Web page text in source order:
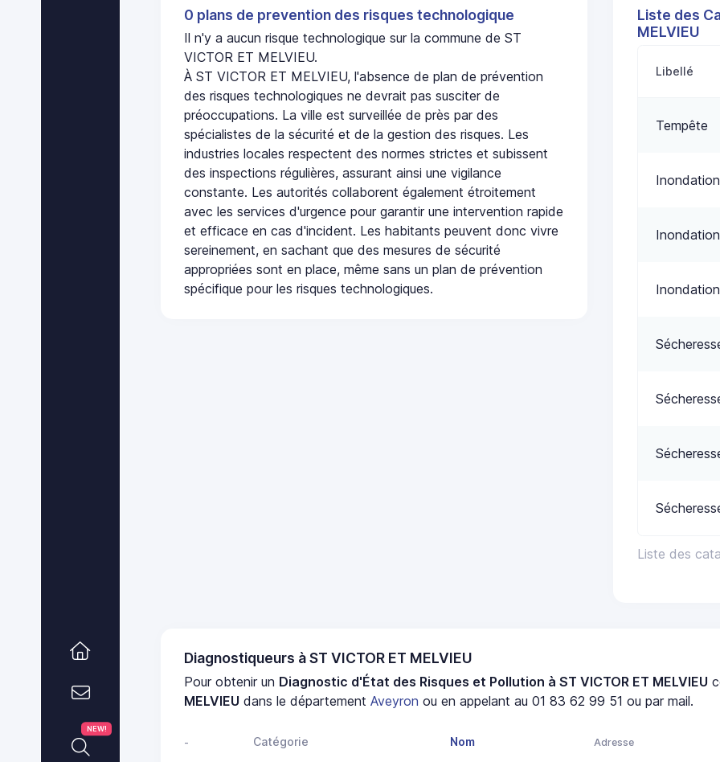
NEW!
0 plans de prevention des risques technologique
Il n'y a aucun risque technologique sur la commune de ST
VICTOR ET MELVIEU.
À ST VICTOR ET MELVIEU, l'absence de plan de prévention
des risques technologiques ne devrait pas susciter de
préoccupations. La ville est surveillée de près par des
spécialistes de la sécurité et de la gestion des risques. Les
industries locales respectent des normes strictes et subissent
des inspections régulières, assurant ainsi une vigilance
constante. Les autorités collaborent également étroitement
avec les services d'urgence pour garantir une intervention rapide
et efficace en cas d'incident. Les habitants peuvent donc vivre
sereinement, en sachant que des mesures de sécurité
appropriées sont en place, même sans un plan de prévention
spécifique pour les risques technologiques.
Liste des
MELVIEU
Liste des
Libellé
Tempête
Diagnostiqueurs à ST VICTOR ET MELVIEU
Pour obtenir un Diagnostic d'État des Risques et Pollution à ST VICTOR ET MELVIEU
MELVIEU dans le départementAveyron ou en appelant au 01 83 62 99 51 ou par mail.
- Catégorie Nom Adresse